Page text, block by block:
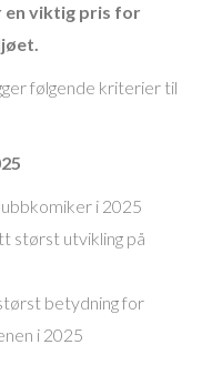
en viktig pris for
følgende kriterier til
i 2025
størst utvikling på
betydning for
i 2025